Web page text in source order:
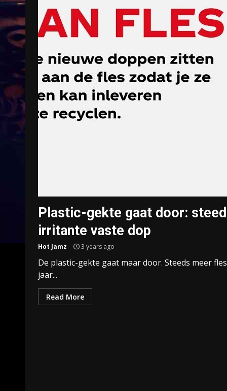
Plastic-gekte gaat door:
irritante vaste dop
Hot Jamz 3 years ago
De plastic-gekte gaat maar door. Steeds meer
jaar...
Read More
9 months ago